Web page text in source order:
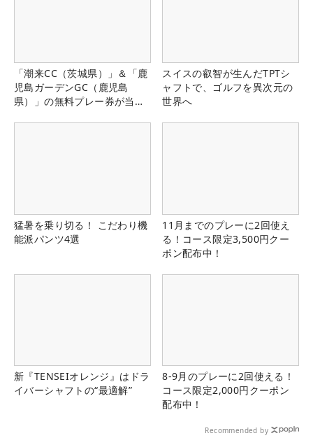
「潮来CC（茨城県）」＆「鹿
児島ガーデンGC（鹿児島
県）」の無料プレー券が当た
スイスの叡智が生んだTPTシ
ャフトで、ゴルフを異次元の
世界へ
猛暑を乗り切る！ こだわり機
能派パンツ4選
11月までのプレーに2回使え
る！コース限定3,500円クー
ポン配布中！
新『TENSEIオレンジ』はドラ
イバーシャフトの“最適解”
8-9月のプレーに2回使える！
コース限定2,000円クーポン
配布中！
Recommended by